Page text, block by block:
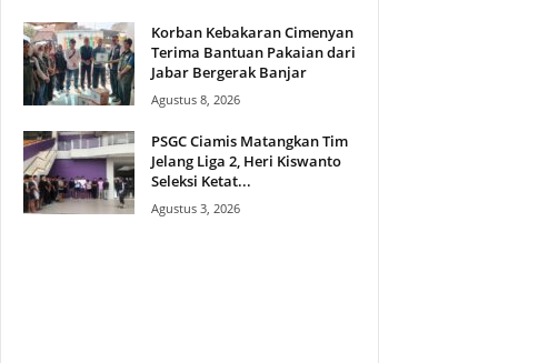
Korban Kebakaran Cimenyan
Terima Bantuan Pakaian dari
Jabar Bergerak Banjar
Agustus 8, 2026
PSGC Ciamis Matangkan Tim
Jelang Liga 2, Heri Kiswanto
Seleksi Ketat...
Agustus 3, 2026